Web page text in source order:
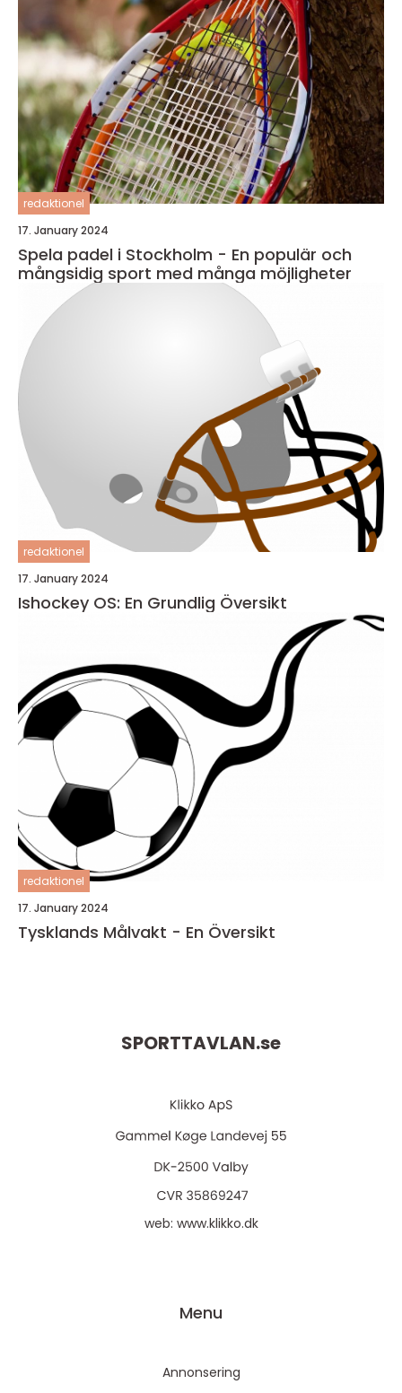
redaktionel
17. January 2024
Spela padel i Stockholm - En populär och
mångsidig sport med många möjligheter
redaktionel
17. January 2024
Ishockey OS: En Grundlig Översikt
redaktionel
17. January 2024
Tysklands Målvakt - En Översikt
SPORTTAVLAN.se
web: www.klikko.dk
Menu
Annonsering